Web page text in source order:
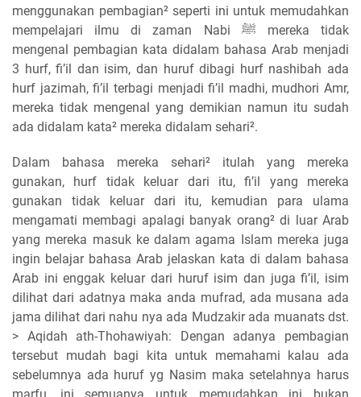
menggunakan pembagian² seperti ini untuk memudahkan
mempelajari ilmu di zaman Nabi ﷺ mereka tidak
mengenal pembagian kata didalam bahasa Arab menjadi
3 hurf, fi’il dan isim, dan huruf dibagi hurf nashibah ada
hurf jazimah, fi’il terbagi menjadi fi’il madhi, mudhori Amr,
mereka tidak mengenal yang demikian namun itu sudah
ada didalam kata² mereka didalam sehari².
Dalam bahasa mereka sehari² itulah yang mereka
gunakan, hurf tidak keluar dari itu, fi’il yang mereka
gunakan tidak keluar dari itu, kemudian para ulama
mengamati membagi apalagi banyak orang² di luar Arab
yang mereka masuk ke dalam agama Islam mereka juga
ingin belajar bahasa Arab jelaskan kata di dalam bahasa
Arab ini enggak keluar dari huruf isim dan juga fi’il, isim
dilihat dari adatnya maka anda mufrad, ada musana ada
jama dilihat dari nahu nya ada Mudzakir ada muanats dst.
> Aqidah ath-Thohawiyah: Dengan adanya pembagian
tersebut mudah bagi kita untuk memahami kalau ada
sebelumnya ada huruf yg Nasim maka setelahnya harus